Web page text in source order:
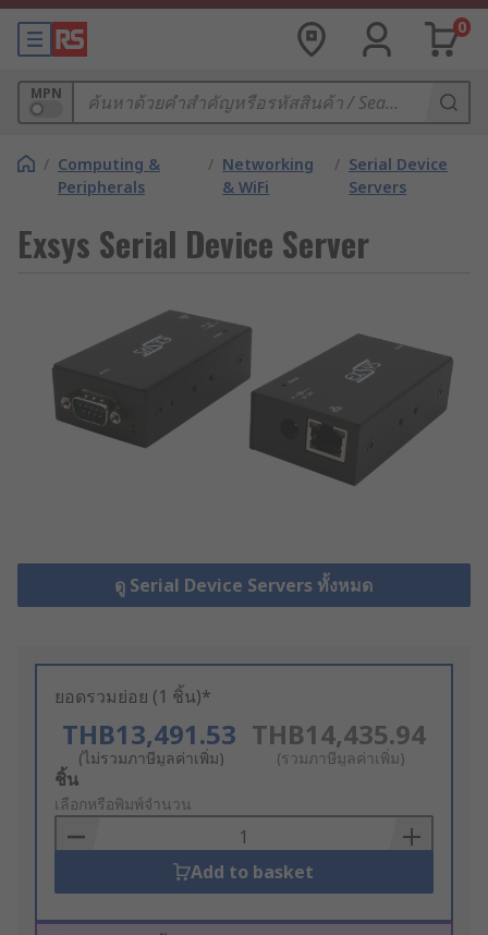
0
MPN
/ Computing &
Peripherals
/ Networking
& WiFi
/ Serial Device
Servers
Exsys Serial Device Server
ดู Serial Device Servers ทั้งหมด
ยอดรวมย่อย (1 ชิ้น)*
THB13,491.53
(ไม่รวมภาษีมูลค่าเพิ่ม)
THB14,435.94
(รวมภาษีมูลค่าเพิ่ม)
Add
to
Basket
ชิ้น
เลือกหรือพิมพ์จำนวน
Add to basket